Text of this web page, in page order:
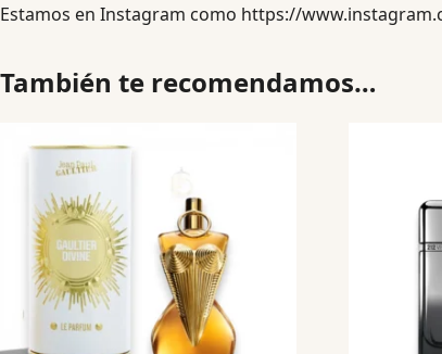
Estamos en Instagram como https://
También te recomendamos…